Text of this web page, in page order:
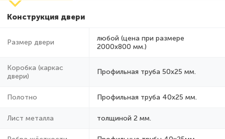
Конструкция двери
Размер двери
любой (цена при размере
2000x800 мм.)
Коробка (каркас
двери)
Профильная труба 50х25 мм.
Полотно Профильная труба 40х25 мм.
Лист металла толщиной 2 мм.